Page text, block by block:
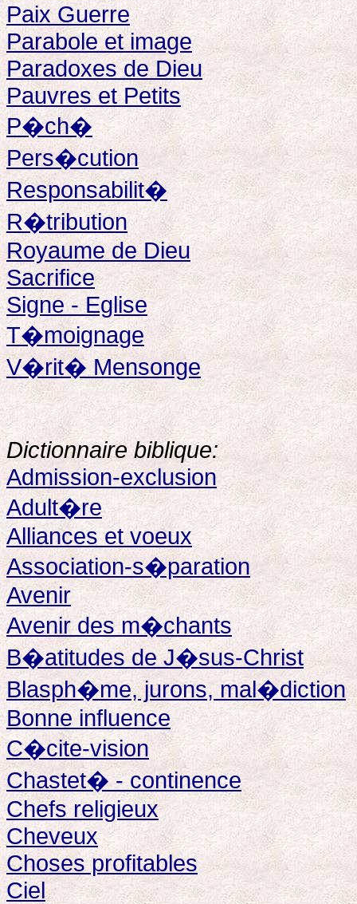
Paix Guerre
Parabole et image
Paradoxes de Dieu
Pauvres et Petits
P�ch�
Pers�cution
Responsabilit�
R�tribution
Royaume de Dieu
Sacrifice
Signe - Eglise
T�moignage
V�rit� Mensonge
Dictionnaire biblique:
Admission-exclusion
Adult�re
Alliances et voeux
Association-s�paration
Avenir
Avenir des m�chants
B�atitudes de J�sus-Christ
Blasph�me, jurons, mal�diction
Bonne influence
C�cite-vision
Chastet� - continence
Chefs religieux
Cheveux
Choses profitables
Ciel